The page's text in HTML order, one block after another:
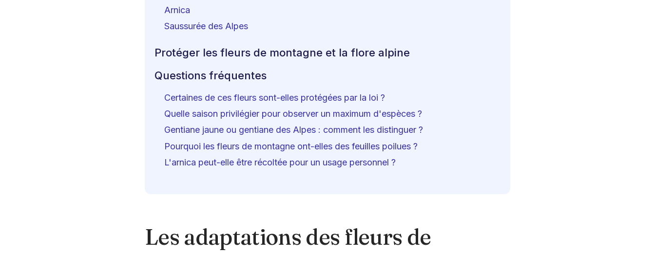
Arnica
Saussurée des Alpes
Protéger les fleurs de montagne et la flore alpine
Questions fréquentes
Certaines de ces fleurs sont-elles protégées par la loi ?
Quelle saison privilégier pour observer un maximum d'espèces ?
Gentiane jaune ou gentiane des Alpes : comment les distinguer ?
Pourquoi les fleurs de montagne ont-elles des feuilles poilues ?
L'arnica peut-elle être récoltée pour un usage personnel ?
Les adaptations des fleurs de